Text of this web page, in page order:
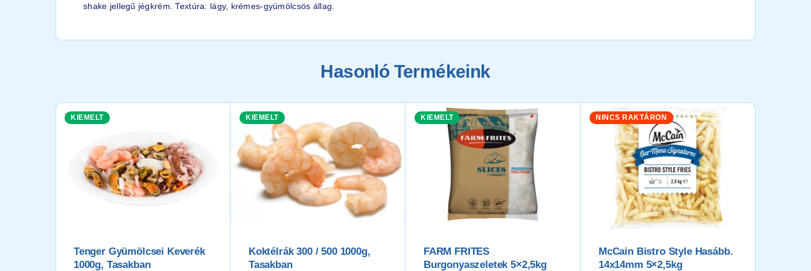
shake jellegű jégkrém. Textúra: lágy, krémes-gyümölcsös állag.
Hasonló Termékeink
KIEMELT
Tenger Gyümölcsei Keverék
1000g, Tasakban
KIEMELT
Koktélrák 300 / 500 1000g,
Tasakban
KIEMELT
FARM FRITES
Burgonyaszeletek 5×2,5kg
NINCS RAKTÁRON
McCain Bistro Style Hasább.
14x14mm 5×2,5kg